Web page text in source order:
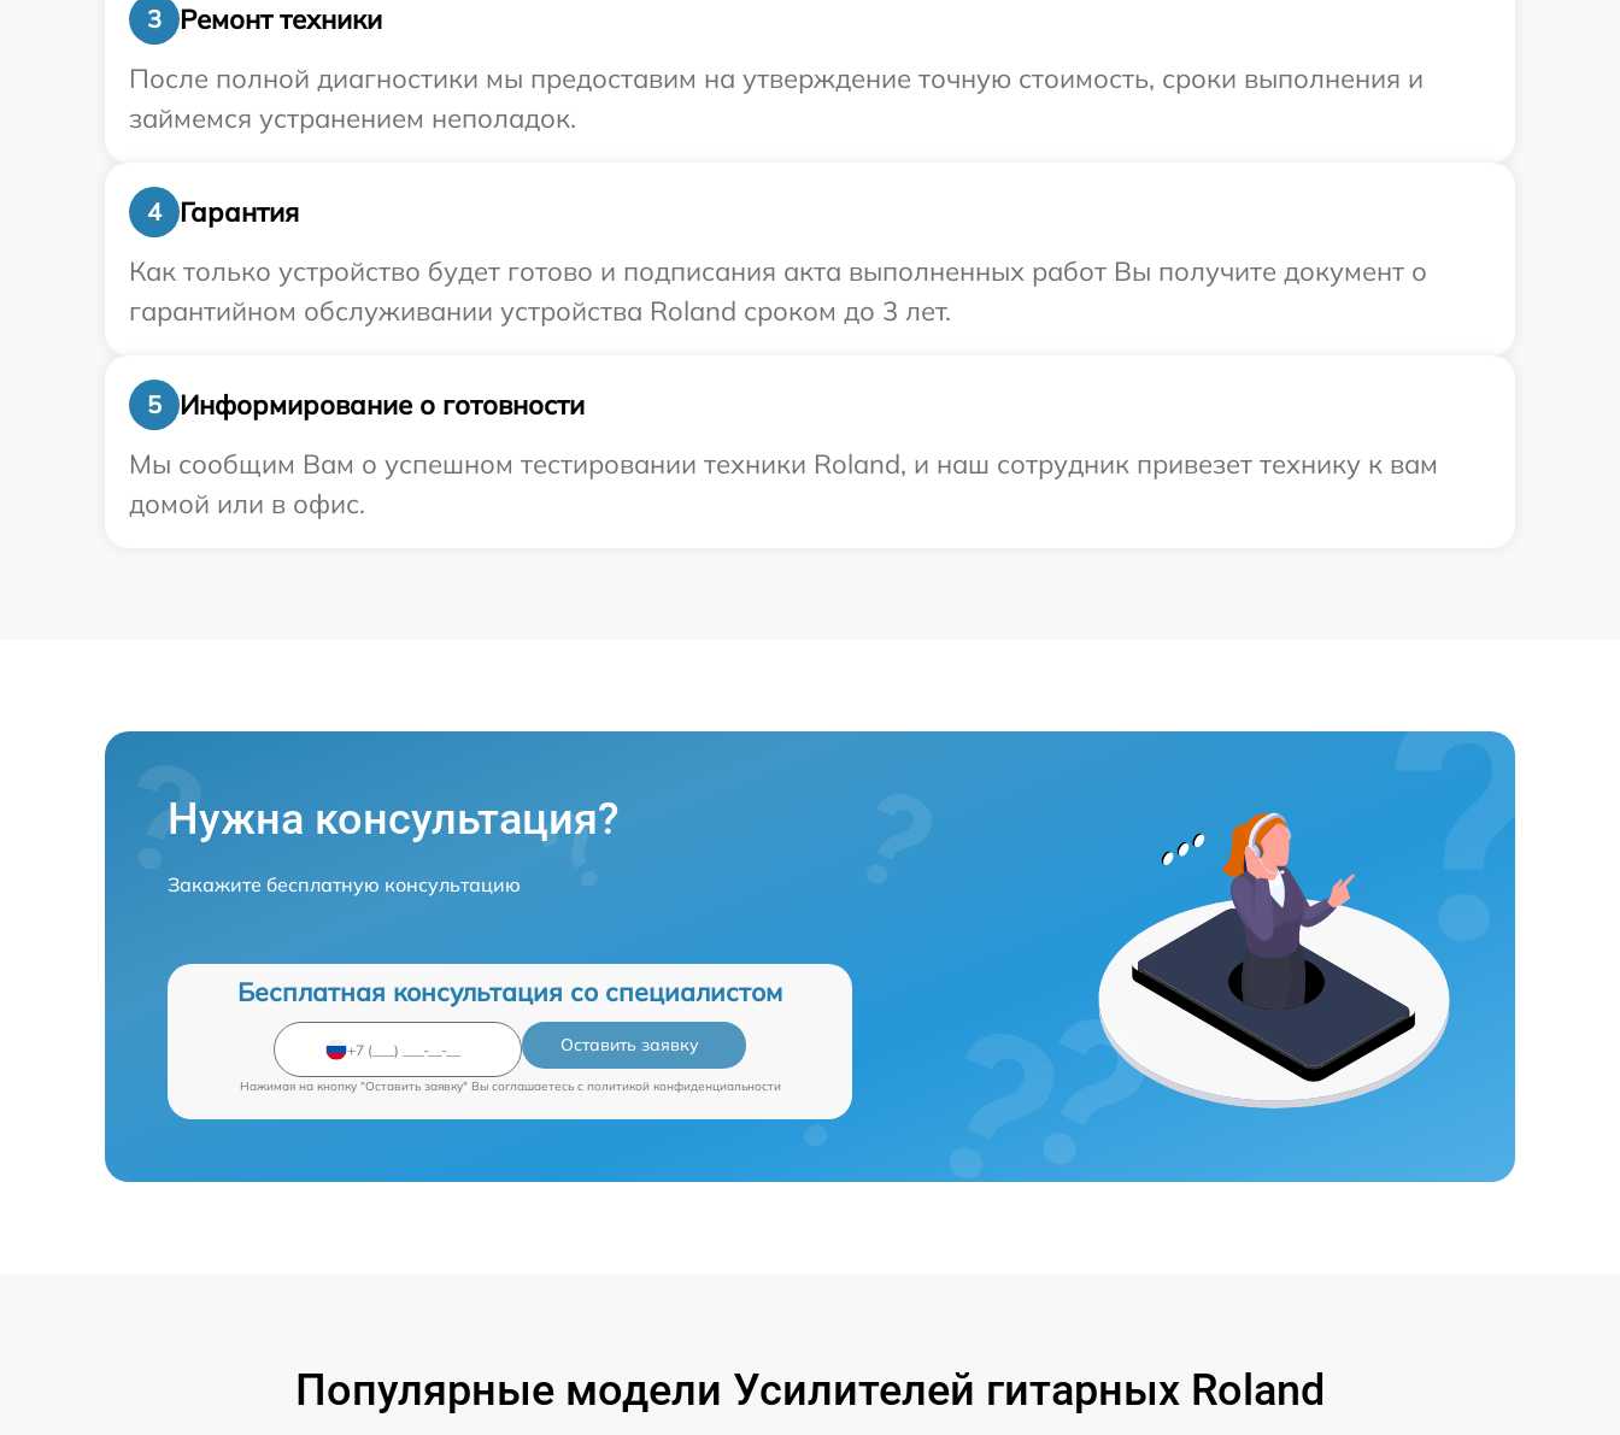
3
Ремонт техники
После полной диагностики мы предоставим на утверждение точную стоимость, сроки выполнения и
займемся устранением неполадок.
4
Гарантия
Как только устройство будет готово и подписания акта выполненных работ Вы получите документ о
гарантийном обслуживании устройства Roland сроком до 3 лет.
5
Информирование о готовности
Мы сообщим Вам о успешном тестировании техники Roland, и наш сотрудник привезет технику к вам
домой или в офис.
Нужна консультация?
Закажите бесплатную консультацию
Бесплатная консультация со специалистом
Оставить заявку
Нажимая на кнопку "Оставить заявку" Вы соглашаетесь c политикой конфиденциальности
Популярные модели Усилителей гитарных Roland